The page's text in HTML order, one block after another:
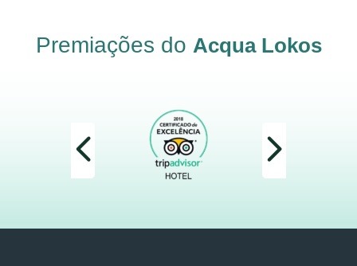
Premiações do Acqua Lokos